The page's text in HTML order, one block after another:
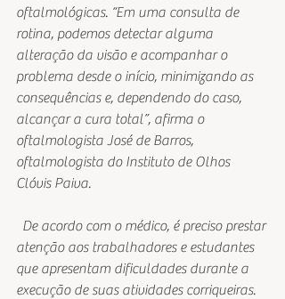
oftalmológicas. “Em uma consulta de
rotina, podemos detectar alguma
alteração da visão e acompanhar o
problema desde o início, minimizando as
consequências e, dependendo do caso,
alcançar a cura total”, afirma o
oftalmologista José de Barros,
oftalmologista do Instituto de Olhos
Clóvis Paiva.
De acordo com o médico, é preciso prestar
atenção aos trabalhadores e estudantes
que apresentam dificuldades durante a
execução de suas atividades corriqueiras.